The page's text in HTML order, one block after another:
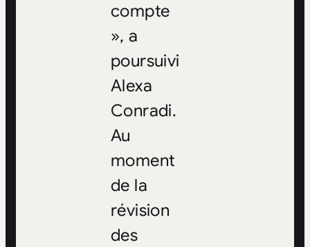
compte
», a
poursuivi
Alexa
Conradi.
Au
moment
de la
révision
des